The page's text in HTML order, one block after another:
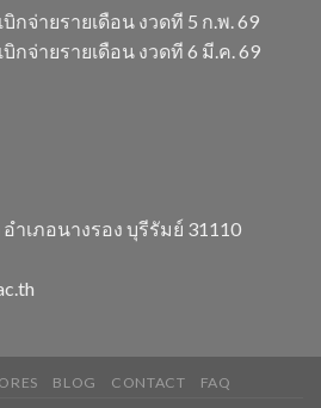
กจ่ายรายเดือน งวดที 5 ก.พ. 69
กจ่ายรายเดือน งวดที 6 มี.ค. 69
ำเภอนางรอง บุรีรัมย์ 31110
BLOG CONTACT FAQ